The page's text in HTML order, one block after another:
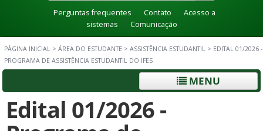
Perguntas frequentes Contato
Acesso a
sistemas
Comunicação
PÁGINA INICIAL > ÁREA DO ESTUDANTE > ASSISTÊNCIA ESTUDANTIL > EDITAL 01/2026 -
PROGRAMA DE ASSISTÊNCIA ESTUDANTIL DO IFES
MENU
Edital 01/2026 -